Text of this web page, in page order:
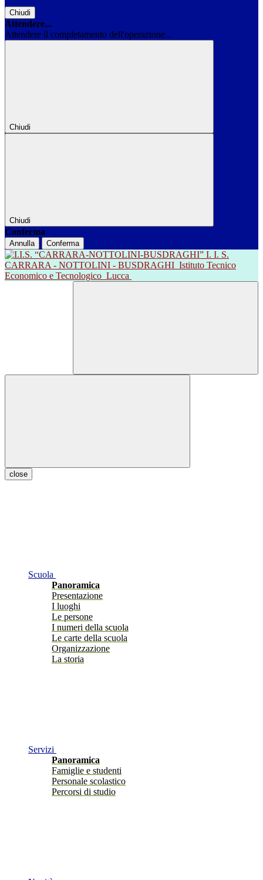
Chiudi
Attendere...
Attendere il completamento dell'operazione...
Chiudi
Chiudi
Conferma
Annulla Conferma
I. I. S.
CARRARA - NOTTOLINI - BUSDRAGHI Istituto Tecnico
Economico e Tecnologico Lucca
close
Scuola
Panoramica
Presentazione
I luoghi
Le persone
I numeri della scuola
Le carte della scuola
Organizzazione
La storia
Servizi
Panoramica
Famiglie e studenti
Personale scolastico
Percorsi di studio